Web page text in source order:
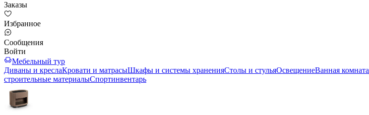
Заказы
Избранное
Сообщения
Войти
Мебельный тур
Диваны и креслаКровати и матрасыШкафы и системы храненияСтолы и стульяОсвещениеВанная комната
строительные материалыСпортинвентарь